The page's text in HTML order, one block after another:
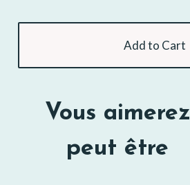
Add to Cart
Vous aimerez
peut être